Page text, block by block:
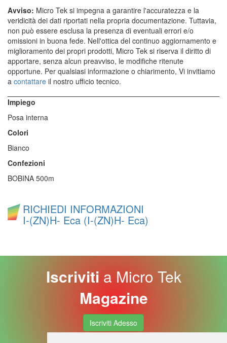
Avviso: Micro Tek si impegna a garantire l'accuratezza e la
veridicità dei dati riportati nella propria documentazione. Tuttavia,
non può essere esclusa la presenza di eventuali errori e/o
omissioni in buona fede. Nell'ottica del continuo aggiornamento e
miglioramento dei propri prodotti, Micro Tek si riserva il diritto di
apportare, senza alcun preavviso, le modifiche ritenute
opportune. Per qualsiasi informazione o chiarimento, Vi invitiamo
a contattare il nostro ufficio tecnico.
Impiego
Posa interna
Colori
Bianco
Confezioni
BOBINA 500m
RICHIEDI INFORMAZIONI
I-(ZN)H- Eca (I-(ZN)H- Eca)
Iscriviti a Micro Tek
Magazine
Iscriviti Adesso